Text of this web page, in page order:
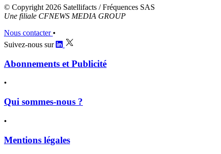
© Copyright 2026 Satellifacts / Fréquences SAS
Une filiale CFNEWS MEDIA GROUP
Nous contacter •
Suivez-nous sur
Abonnements et Publicité
•
Qui sommes-nous ?
•
Mentions légales